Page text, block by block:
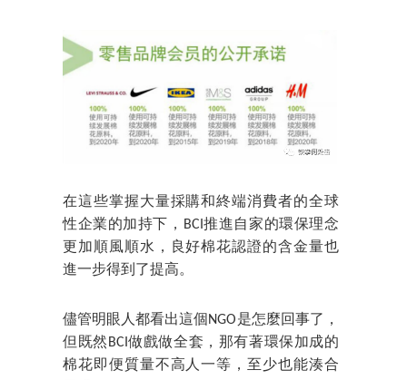
在這些掌握大量採購和終端消費者的全球
性企業的加持下，BCI推進自家的環保理念
更加順風順水，良好棉花認證的含金量也
進一步得到了提高。
儘管明眼人都看出這個NGO是怎麼回事了，
但既然BCI做戲做全套，那有著環保加成的
棉花即便質量不高人一等，至少也能湊合